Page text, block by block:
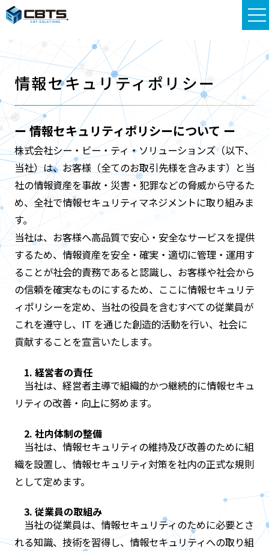
情報セキュリティポリシー
ー 情報セキュリティポリシーについて ー
株式会社シー・ビー・ティ・ソリューションズ（以下、
当社）は、お客様（全てのお取引先様を含みます）と当
社の情報資産を事故・災害・犯罪などの脅威から守るた
め、全社で情報セキュリティマネジメントに取り組みま
す。
当社は、お客様へ高品質で安心・安全なサービスを提供
するため、情報資産を安全・確実・適切に管理・運用す
ることが社会的責務であると認識し、お客様や社会から
の信頼を確実なものにするため、ここに情報セキュリテ
ィポリシーを定め、当社の役員を含むすべての従業員が
これを遵守し、IT を通じた創造的活動を行い、社会に
貢献することを宣言いたします。
1. 経営者の責任
当社は、経営者主導で組織的かつ継続的に情報セキュ
リティの改善・向上に努めます。
2. 社内体制の整備
当社は、情報セキュリティの維持及び改善のために組
織を設置し、情報セキュリティ対策を社内の正式な規則
として定めます。
3. 従業員の取組み
当社の従業員は、情報セキュリティのために必要とさ
れる知識、技術を習得し、情報セキュリティへの取り組